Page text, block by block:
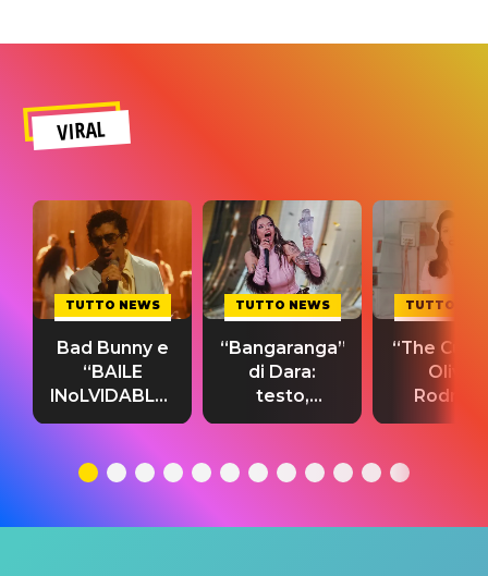
VIRAL
TUTTO NEWS
Bad Bunny e
“BAILE
INoLVIDABLE”:
testo,
significato
TUTTO NEWS
“Bangaranga”
di Dara:
testo,
traduzione e
del singolo
TUTTO
“The
Olivia
testo,